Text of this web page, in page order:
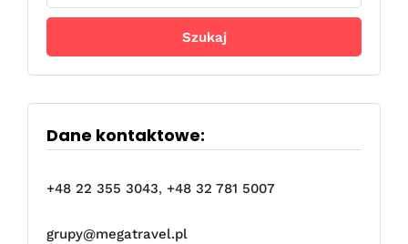
Dane kontaktowe:
+48 22 355 3043, +48 32 781 5007
grupy@megatravel.pl